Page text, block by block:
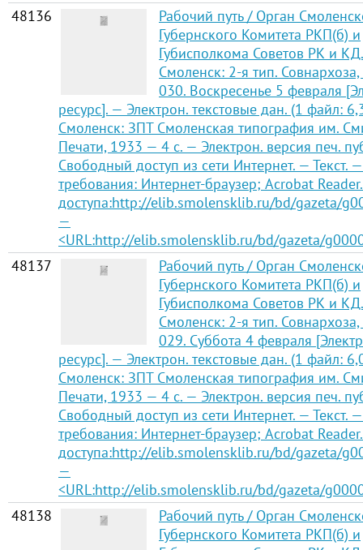
48136
Рабочий путь / Орган
Губернского Комитета РКП(б) и
Губисполкома Советов РК и
Смоленск: 2-я тип.
030. Воскресенье 5 февраля
ресурс]. — Электрон. текстовые дан. (1 файл:
Смоленск: ЗПТ Смоленская типография им.
Печати, 1933 — 4 с. — Электрон. версия печ.
Свободный доступ из сети Интернет. — Текст.
требования: Интернет-браузер; Acrobat
доступа:http://elib.smolensklib.ru/bd/gazeta/
—
<URL:http://elib.smolensklib.ru/bd/gazeta/
48137
Рабочий путь / Орган
Губернского Комитета РКП(б) и
Губисполкома Советов РК и
Смоленск: 2-я тип.
029. Суббота 4 февраля
ресурс]. — Электрон. текстовые дан. (1 файл:
Смоленск: ЗПТ Смоленская типография им.
Печати, 1933 — 4 с. — Электрон. версия печ.
Свободный доступ из сети Интернет. — Текст.
требования: Интернет-браузер; Acrobat
доступа:http://elib.smolensklib.ru/bd/gazeta/
—
<URL:http://elib.smolensklib.ru/bd/gazeta/
48138
Рабочий путь / Орган
Губернского Комитета РКП(б) и